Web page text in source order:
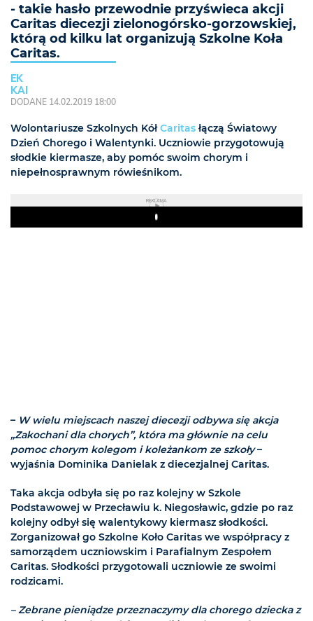
- takie hasło przewodnie przyświeca akcji
Caritas diecezji zielonogórsko-gorzowskiej,
którą od kilku lat organizują Szkolne Koła
Caritas.
EK
KAI
DODANE 14.02.2019 18:00
Wolontariusze Szkolnych KółCaritas łączą Światowy
Dzień Chorego i Walentynki. Uczniowie przygotowują
słodkie kiermasze, aby pomóc swoim chorym i
niepełnosprawnym rówieśnikom.
REKLAMA
Play
– W wielu miejscach naszej diecezji odbywa się akcja
„Zakochani dla chorych”, która ma głównie na celu
pomoc chorym kolegom i koleżankom ze szkoły–
wyjaśnia Dominika Danielak z diecezjalnej Caritas.
Taka akcja odbyła się po raz kolejny w Szkole
Podstawowej w Przecławiu k. Niegosławic, gdzie po raz
kolejny odbył się walentykowy kiermasz słodkości.
Zorganizował go Szkolne Koło Caritas we współpracy z
samorządem uczniowskim i Parafialnym Zespołem
Caritas. Słodkości przygotowali uczniowie ze swoimi
rodzicami.
– Zebrane pieniądze przeznaczymy dla chorego dziecka z